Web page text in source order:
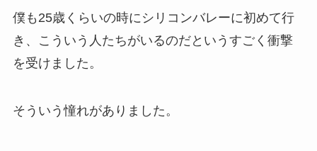
僕も25歳くらいの時にシリコンバレーに初めて行
き、こういう人たちがいるのだというすごく衝撃
を受けました。
そういう憧れがありました。